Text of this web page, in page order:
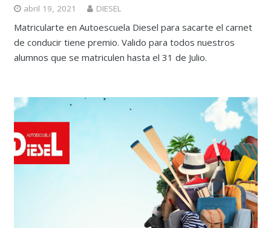
abril 19, 2021 DIESEL
Matricularte en Autoescuela Diesel para sacarte el carnet
de conducir tiene premio. Valido para todos nuestros
alumnos que se matriculen hasta el 31 de Julio.